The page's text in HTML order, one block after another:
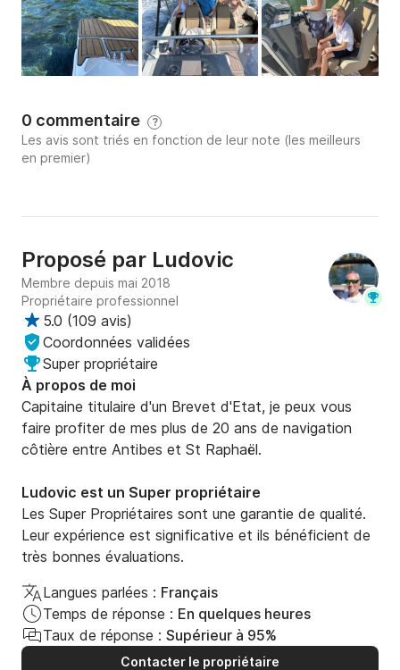
0 commentaire ?
Les avis sont triés en fonction de leur note (les meilleurs
en premier)
Proposé par Ludovic
Membre depuis mai 2018
Propriétaire professionnel
5.0 (109 avis)
Coordonnées validées
Super propriétaire
À propos de moi
Capitaine titulaire d'un Brevet d'Etat, je peux vous
faire profiter de mes plus de 20 ans de navigation
côtière entre Antibes et St Raphaël.
Ludovic est un Super propriétaire
Les Super Propriétaires sont une garantie de qualité.
Leur expérience est significative et ils bénéficient de
très bonnes évaluations.
Langues parlées : Français
Temps de réponse : En quelques heures
Taux de réponse : Supérieur à 95%
Contacter le propriétaire